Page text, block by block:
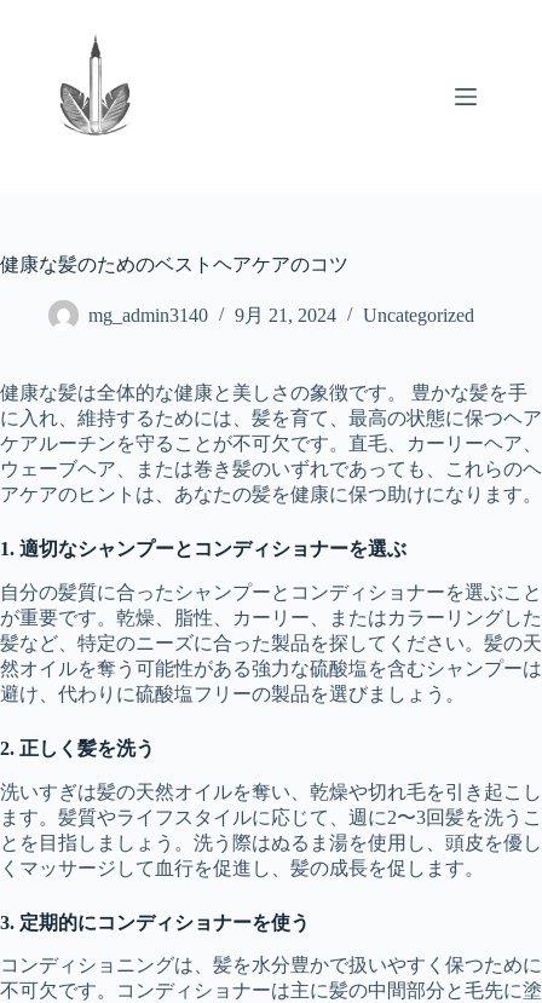
健康な髪のためのベストヘアケアのコツ
mg_admin3140 9月 21, 2024 Uncategorized
健康な髪は全体的な健康と美しさの象徴です。 豊かな髪を手
に入れ、維持するためには、髪を育て、最高の状態に保つヘア
ケアルーチンを守ることが不可欠です。直毛、カーリーヘア、
ウェーブヘア、または巻き髪のいずれであっても、これらのヘ
アケアのヒントは、あなたの髪を健康に保つ助けになります。
1. 適切なシャンプーとコンディショナーを選ぶ
自分の髪質に合ったシャンプーとコンディショナーを選ぶこと
が重要です。乾燥、脂性、カーリー、またはカラーリングした
髪など、特定のニーズに合った製品を探してください。髪の天
然オイルを奪う可能性がある強力な硫酸塩を含むシャンプーは
避け、代わりに硫酸塩フリーの製品を選びましょう。
2. 正しく髪を洗う
洗いすぎは髪の天然オイルを奪い、乾燥や切れ毛を引き起こし
ます。髪質やライフスタイルに応じて、週に2〜3回髪を洗うこ
とを目指しましょう。洗う際はぬるま湯を使用し、頭皮を優し
くマッサージして血行を促進し、髪の成長を促します。
3. 定期的にコンディショナーを使う
コンディショニングは、髪を水分豊かで扱いやすく保つために
不可欠です。コンディショナーは主に髪の中間部分と毛先に塗